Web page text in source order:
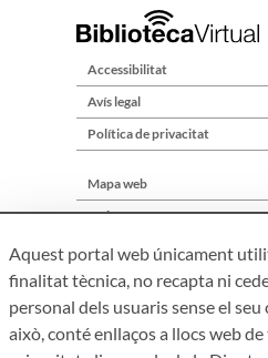
Accessibilitat
Avís legal
Política de privacitat
Mapa web
Qui som
Contacte
Aquest portal web únicament
finalitat tècnica, no recapta ni
personal dels usuaris sense el
això, conté enllaços a llocs web